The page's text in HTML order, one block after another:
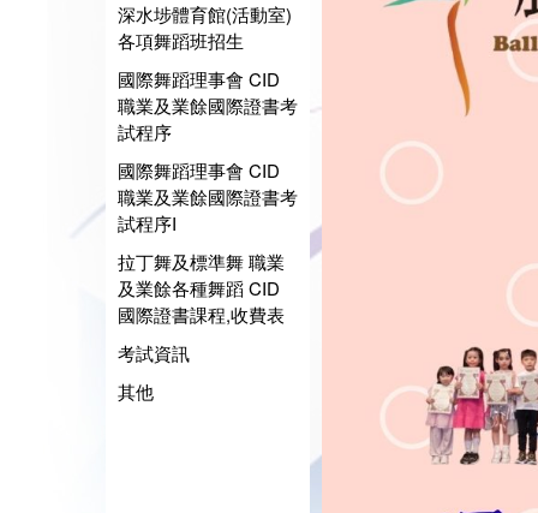
深水埗體育館(活動室)
各項舞蹈班招生
國際舞蹈理事會 CID
職業及業餘國際證書考
試程序
國際舞蹈理事會 CID
職業及業餘國際證書考
試程序I
拉丁舞及標準舞 職業
及業餘各種舞蹈 CID
國際證書課程,收費表
考試資訊
其他